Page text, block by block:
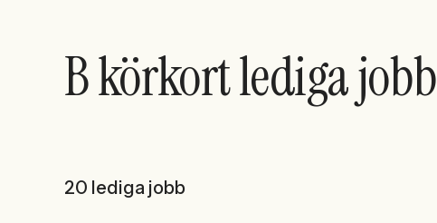
B körkort lediga jobb
20 lediga jobb